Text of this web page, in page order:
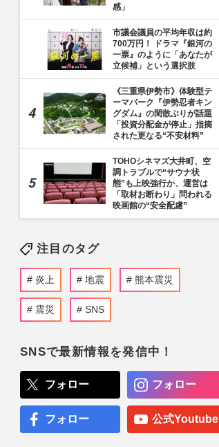
感」
市議会議員の平均年収は約
700万円！ ドラマ『銀河の
一票』のように「あなたが
立候補」という選択肢
《三重県伊勢市》体験型テ
ーマパーク『伊勢忍者キン
グダム』の閑散ぶりが話題
「投資分配金が停止」指摘
された更なる“不安材料”
TOHOシネマズ大井町、空
調トラブルで“サウナ状
態”も上映強行か、運営は
「取材お断わり」問われる
映画館の“安全配慮”
注目のタグ
炎上 地震 熊本震災
震災 SNS
SNSで最新情報を発信中！
フォロー フォロー
フォロー 公式Youtube